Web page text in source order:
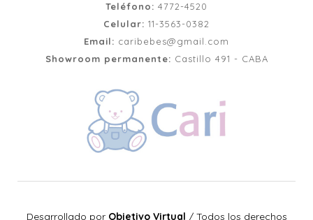
Teléfono: 4772-4520
Celular: 11-3563-0382
Email: caribebes@gmail.com
Showroom permanente: Castillo 491 - CABA
Desarrollado por Objetivo Virtual /Todos los derechos